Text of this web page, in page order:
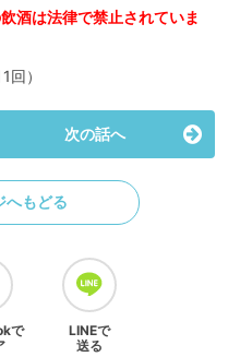
酒は法律で禁止されていま
回）
次の話へ
へもどる
で
LINEで
送る